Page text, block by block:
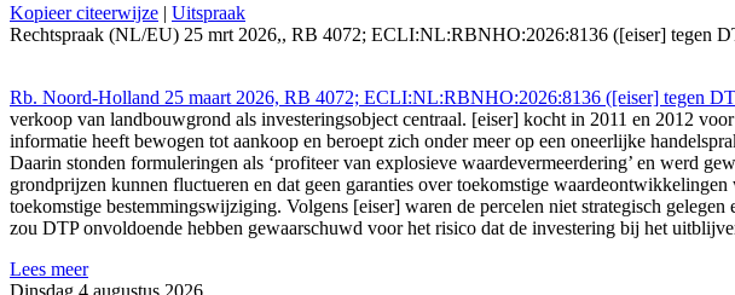
Kopieer citeerwijze | Uitspraak
Rechtspraak (NL/EU) 25 mrt 2026,, RB 4072; ECLI:NL:RBNHO:2026:8136 ([eiser] tegen
Rb. Noord-Holland 25 maart 2026, RB 4072; ECLI:NL:RBNHO:2026:8136 ([eiser] tegen
verkoop van landbouwgrond als investeringsobject centraal. [eiser] kocht in 2011 en 2012
informatie heeft bewogen tot aankoop en beroept zich onder meer op een oneerlijke
Daarin stonden formuleringen als ‘profiteer van explosieve waardevermeerdering’ en werd
grondprijzen kunnen fluctueren en dat geen garanties over toekomstige
toekomstige bestemmingswijziging. Volgens [eiser] waren de percelen niet strategisch
zou DTP onvoldoende hebben gewaarschuwd voor het risico dat de investering bij het
Lees meer
Dinsdag 4 augustus 2026